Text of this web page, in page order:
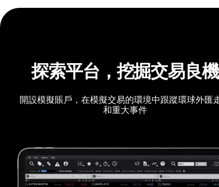
探索平台，挖掘交易良機
開設模擬賬戶，在模擬交易的環境中跟蹤環球外匯
和重大事件